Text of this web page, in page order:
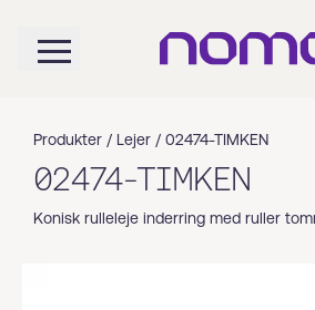
Produkter / Lejer / 02474-TIMKEN
02474-TIMKEN
Konisk rulleleje inderring med ruller